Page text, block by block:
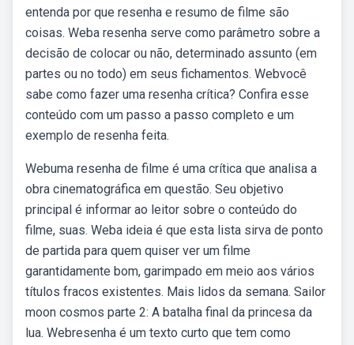
entenda por que resenha e resumo de filme são
coisas. Weba resenha serve como parâmetro sobre a
decisão de colocar ou não, determinado assunto (em
partes ou no todo) em seus fichamentos. Webvocê
sabe como fazer uma resenha crítica? Confira esse
conteúdo com um passo a passo completo e um
exemplo de resenha feita.
Webuma resenha de filme é uma crítica que analisa a
obra cinematográfica em questão. Seu objetivo
principal é informar ao leitor sobre o conteúdo do
filme, suas. Weba ideia é que esta lista sirva de ponto
de partida para quem quiser ver um filme
garantidamente bom, garimpado em meio aos vários
títulos fracos existentes. Mais lidos da semana. Sailor
moon cosmos parte 2: A batalha final da princesa da
lua. Webresenha é um texto curto que tem como